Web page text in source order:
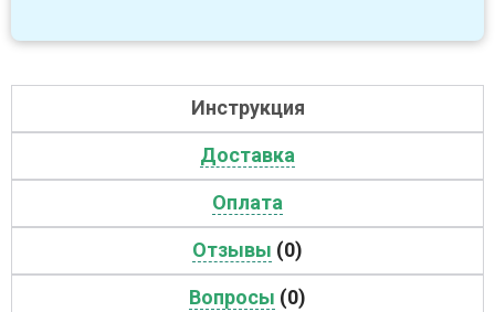
Инструкция
Доставка
Оплата
Отзывы (0)
Вопросы (0)